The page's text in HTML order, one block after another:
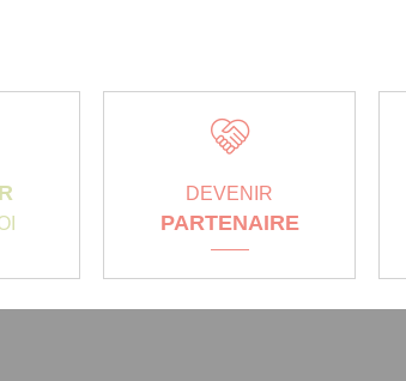
DEVENIR
PARTENAIRE